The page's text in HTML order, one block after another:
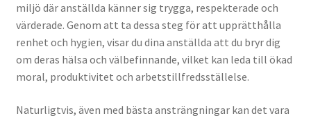
miljö där anställda känner sig trygga, respekterade och
värderade. Genom att ta dessa steg för att upprätthålla
renhet och hygien, visar du dina anställda att du bryr dig
om deras hälsa och välbefinnande, vilket kan leda till ökad
moral, produktivitet och arbetstillfredsställelse.
Naturligtvis, även med bästa ansträngningar kan det vara